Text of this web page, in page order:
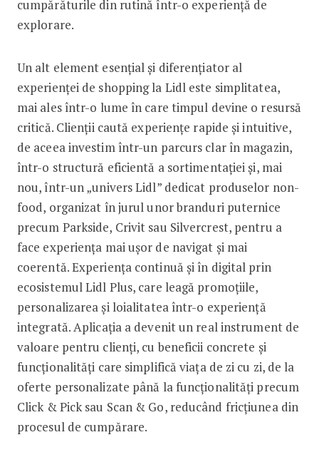
cumpărăturile din rutină într-o experiență de
explorare.
Un alt element esențial și diferențiator al
experienței de shopping la Lidl este simplitatea,
mai ales într-o lume în care timpul devine o resursă
critică. Clienții caută experiențe rapide și intuitive,
de aceea investim într-un parcurs clar în magazin,
într-o structură eficientă a sortimentației și, mai
nou, într-un „univers Lidl” dedicat produselor non-
food, organizat în jurul unor branduri puternice
precum Parkside, Crivit sau Silvercrest, pentru a
face experiența mai ușor de navigat și mai
coerentă. Experiența continuă și în digital prin
ecosistemul Lidl Plus, care leagă promoțiile,
personalizarea și loialitatea într-o experiență
integrată. Aplicația a devenit un real instrument de
valoare pentru clienți, cu beneficii concrete și
funcționalități care simplifică viața de zi cu zi, de la
oferte personalizate până la funcționalități precum
Click & Pick sau Scan & Go, reducând fricțiunea din
procesul de cumpărare.